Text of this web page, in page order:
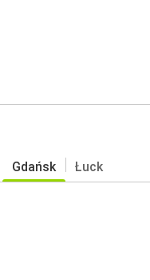
Gdańsk Łuck